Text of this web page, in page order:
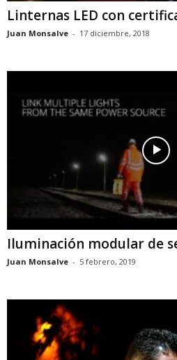
Linternas LED con
Juan Monsalve - 17 diciembre, 2018
Iluminación modular de
Juan Monsalve - 5 febrero, 2019